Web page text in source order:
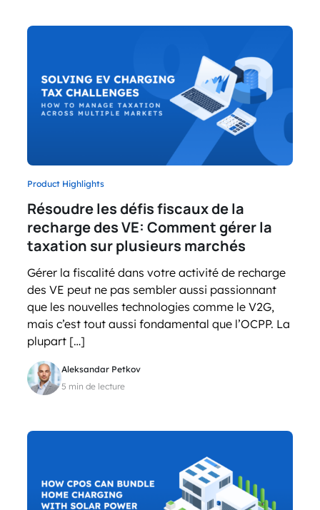
Product Highlights
Résoudre les défis fiscaux de la
recharge des VE: Comment gérer la
taxation sur plusieurs marchés
Gérer la fiscalité dans votre activité de recharge
des VE peut ne pas sembler aussi passionnant
que les nouvelles technologies comme le V2G,
mais c’est tout aussi fondamental que l’OCPP. La
plupart […]
Aleksandar Petkov
5 min de lecture